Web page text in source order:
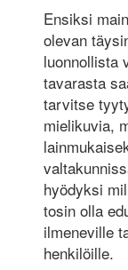
Ensiksi
olevan
luonnollista
tavarasta
tarvitse
mielikuvia,
hyödyksi
tosin olla
ilmeneville
henkilöille.